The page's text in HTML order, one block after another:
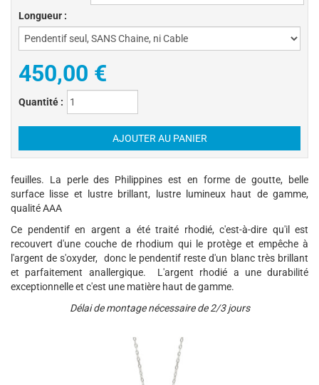
Longueur :
450,00 €
Quantité :
feuilles. La perle des Philippines est en forme de goutte, belle
surface lisse et lustre brillant, lustre lumineux haut de gamme,
qualité AAA
Ce pendentif en argent a été traité rhodié, c'est-à-dire qu'il est
recouvert d'une couche de rhodium qui le protège et empêche à
l'argent de s'oxyder, donc le pendentif reste d'un blanc très brillant
et parfaitement anallergique. L'argent rhodié a une durabilité
exceptionnelle et c'est une matière haut de gamme.
Délai de montage nécessaire de 2/3 jours